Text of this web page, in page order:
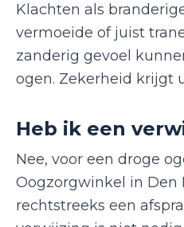
Klachten als
vermoeide of juist
zanderig gevoel
ogen. Zekerheid krijgt
Heb ik een
Nee, voor een droge
Oogzorgwinkel in Den
rechtstreeks een